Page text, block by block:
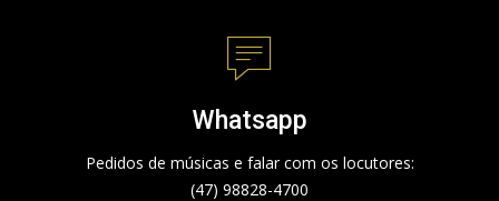
Whatsapp
Pedidos de músicas e falar com os locutores:
(47) 98828-4700